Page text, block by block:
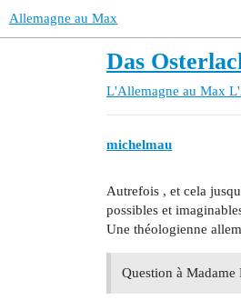
Allemagne au Max
Das
L'Allemagne au Max
michelmau
Autrefois , et cela
possibles et
Une théologienne
Question à Madame